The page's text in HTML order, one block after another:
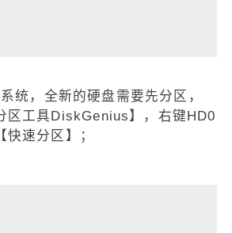
统，全新的硬盘需要先分区，
区工具DiskGenius】，右键HD0
速分区】；